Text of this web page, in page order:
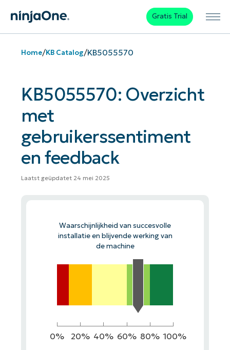
Gratis Trial
Home/KB Catalog/KB5055570
KB5055570: Overzicht
met
gebruikerssentiment
en feedback
Laatst geüpdatet 24 mei 2025
Waarschijnlijkheid van succesvolle
installatie en blijvende werking van
de machine
0% 20% 40% 60% 80% 100%